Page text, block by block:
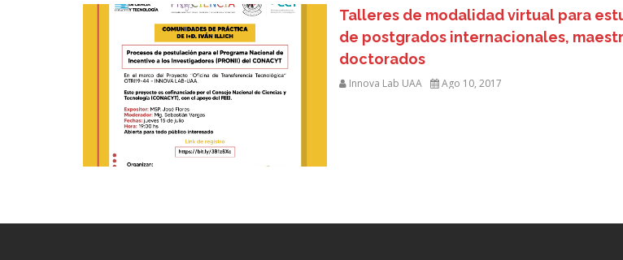
Talleres de modalidad virtual para
de postgrados internacionales,
doctorados
Innova Lab UAA Ago 10, 2017